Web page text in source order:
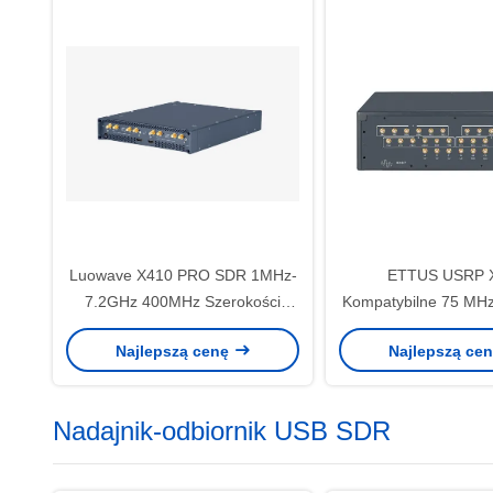
Luowave X410 PRO SDR 1MHz-
7.2GHz 400MHz Szerokości
Pasma 4 Kanały
Najlepszą cenę
ETTUS USRP
Kompatybilne 75
SDR 200MHz
pasma/ch Faza
Najlepszą
Nadajnik-odbiornik USB SDR